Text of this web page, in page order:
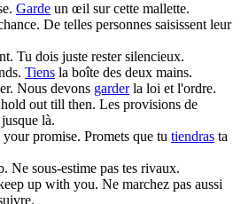
Garde un œil sur cette mallette.
De telles personnes saisissent leur
Tu dois juste rester silencieux.
Tiens la boîte des deux mains.
Nous devons garderla loi et l'ordre.
hold out till then. Les provisions de
là.
your promise. Promets que tu tiendras ta
Ne sous-estime pas tes rivaux.
up with you. Ne marchez pas aussi